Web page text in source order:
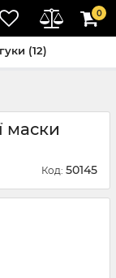
0
маски
Код: 50145
(12)